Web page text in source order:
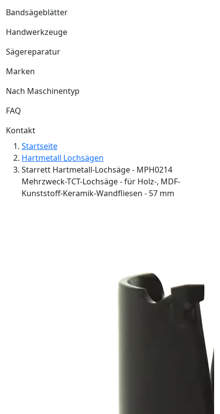
Bandsägeblätter
Handwerkzeuge
Sägereparatur
Marken
Nach Maschinentyp
FAQ
Kontakt
Startseite
Hartmetall Lochsägen
Starrett Hartmetall-Lochsäge - MPH0214
Mehrzweck-TCT-Lochsäge - für Holz-, MDF-
Kunststoff-Keramik-Wandfliesen - 57 mm